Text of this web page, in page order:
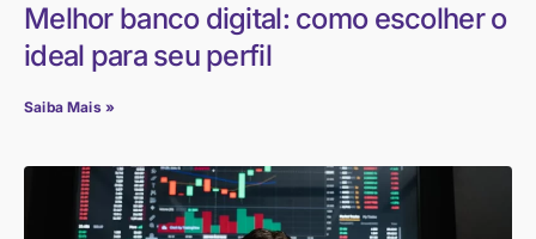
Melhor banco digital: como escolher o
ideal para seu perfil
Saiba Mais »